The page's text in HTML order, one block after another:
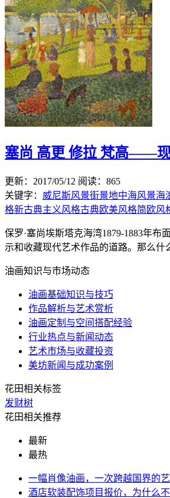
塞尚 高更 修拉 梵高——
更新：2017/05/12 阅读：865
关键字： 威尼斯风景街景地中海风景海
格新古典主义风格古典欧美风格简欧风
保罗·塞尚埃斯塔克海湾1879-1883年
示和收藏现代艺术作品的道路。那么什
油画知识与市场动态
油画基础知识与技巧
作品解析与艺术赏析
油画定制与空间搭配经验
行业热点与新闻动态
艺术市场与收藏投资
美坊新闻与成功案例
花田相关标签
发财树
花田相关推荐
最新
最热
一幅肖像油画，一次跨越国界的
酒店软装配饰项目报价，为什么